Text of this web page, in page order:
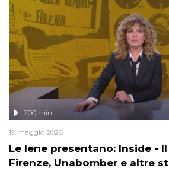
Le Iene presentano: Inside -
Firenze, Unabomber e altre
200 min
19 maggio 2026